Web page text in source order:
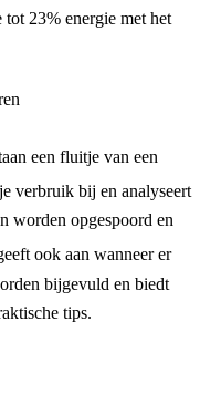
23% energie met het
een fluitje van een
verbruik bij en analyseert
worden opgespoord en
ook aan wanneer er
bijgevuld en biedt
tips.